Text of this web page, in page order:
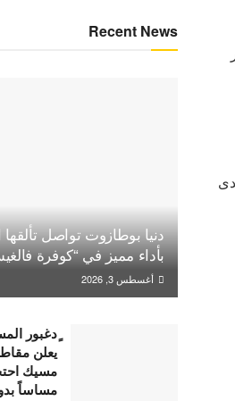
Recent News
دنيا بوطازوت تواصل تألقها
بأداء مميز في “كوفرة
أغسطس 3, 2026
ٍدغبور
يعلن
مسيك
مساساً